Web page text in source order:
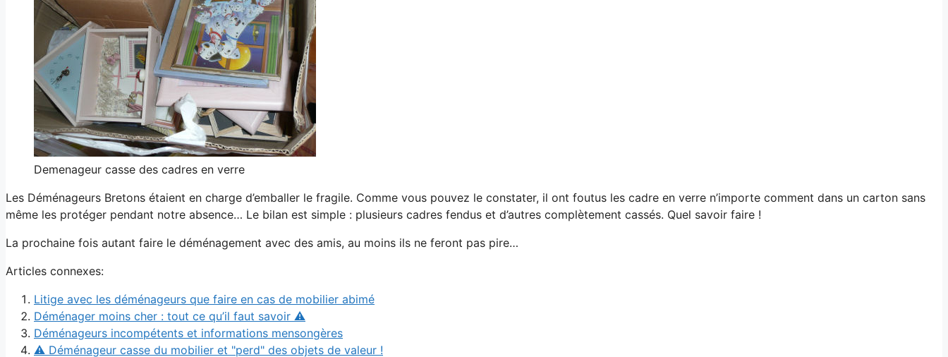
Demenageur casse des cadres en verre
Les Déménageurs Bretons étaient en charge d’emballer le fragile. Comme vous pouvez le constater, il ont foutus les cadre en verre n’importe comment dans un carton sans
même les protéger pendant notre absence… Le bilan est simple : plusieurs cadres fendus et d’autres complètement cassés. Quel savoir faire !
La prochaine fois autant faire le déménagement avec des amis, au moins ils ne feront pas pire…
Articles connexes:
Litige avec les déménageurs que faire en cas de mobilier abimé
Déménager moins cher : tout ce qu’il faut savoir ⚠
Déménageurs incompétents et informations mensongères
⚠ Déménageur casse du mobilier et "perd" des objets de valeur !